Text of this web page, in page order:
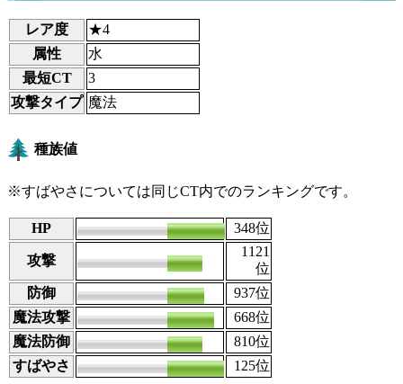
レア度
★4
属性
水
最短CT
3
攻撃タイプ 魔法
種族値
※すばやさについては同じCT内でのランキングです。
HP 120 348位
攻撃 73
1121
位
防御
85 937位
魔法攻撃
92 668位
魔法防御
88 810位
すばやさ
85 125位